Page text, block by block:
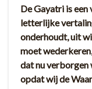
De Gayatri is een
letterlijke
onderhoudt, uit
moet
dat nu verborgen
opdat wij de